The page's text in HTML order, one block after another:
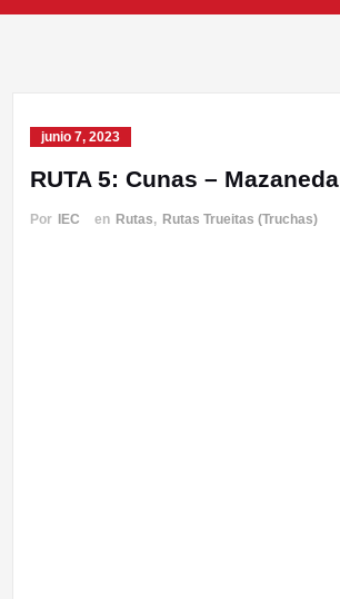
junio 7, 2023
RUTA 5: Cunas – Mazaneda
Por IEC en Rutas, Rutas Trueitas (Truchas)